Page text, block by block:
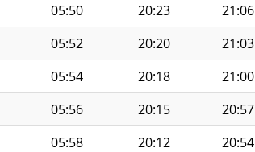
05:50 20:23 21:06
05:52 20:20 21:03
05:54 20:18 21:00
05:56 20:15 20:57
05:58 20:12 20:54